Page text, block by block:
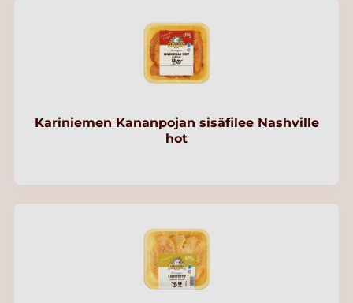
Kariniemen Kananpojan sisäfilee Nashville
hot